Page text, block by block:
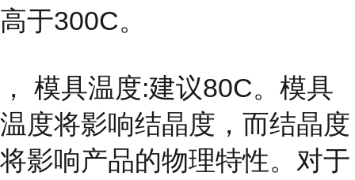
高于300C。
， 模具温度:建议80C。模具
温度将影响结晶度，而结晶度
将影响产品的物理特性。对于